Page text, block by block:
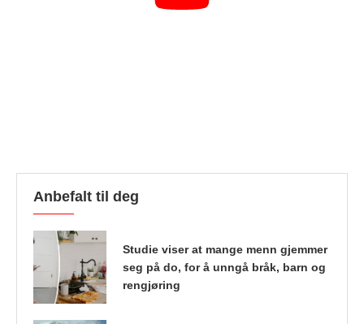
Anbefalt til deg
Studie viser at mange menn gjemmer
seg på do, for å unngå bråk, barn og
rengjøring